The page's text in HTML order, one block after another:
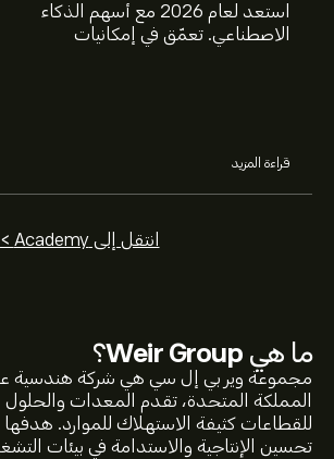
ما هي Weir Group؟
مجموعة وير بي إل سي هي شركة هندسية
المملكة المتحدة، تقدم المعدات والحلول
للقطاعات كثيفة الاستهلاك للموارد.
تحسين الإنتاجية والاستدامة في بيئات
استعد لعام 2026 مع أسهم الذكاء
الاصطناعي. تعمّق في إمكانيات
قراءة المزيد
انتقل إلى Academy >